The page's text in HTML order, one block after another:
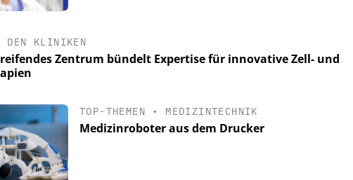
DEN KLINIKEN
Zentrum bündelt Expertise für innovative Zell- und
TOP-THEMEN • MEDIZINTECHNIK
Medizinroboter aus dem Drucker